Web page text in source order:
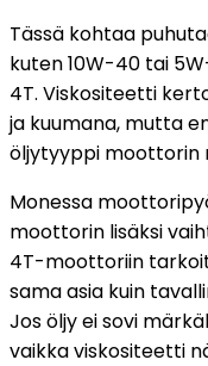
Tässä kohtaa
kuten 10W-40 tai
4T. Viskositeetti
ja kuumana, mutta
öljytyyppi moottorin
Monessa
moottorin lisäksi
4T-moottoriin
sama asia kuin
Jos öljy ei sovi
vaikka viskositeetti